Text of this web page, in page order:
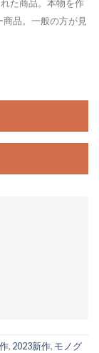
た商品。本物を作
品。一般の方が見
, 2023新作, モノグ